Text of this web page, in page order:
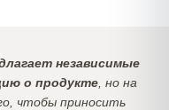
независимые
о продукте, но на
чтобы приносить